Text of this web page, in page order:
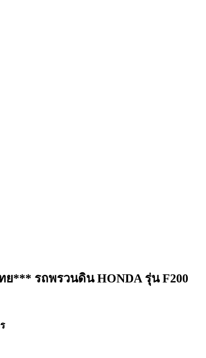
*** รถพรวนดิน HONDA รุ่น F200